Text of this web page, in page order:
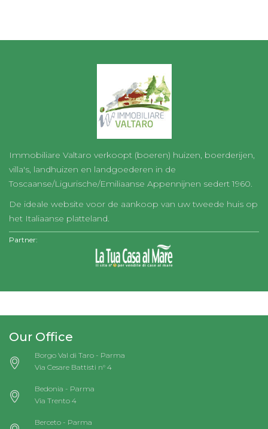
Immobiliare Valtaro verkoopt (boeren) huizen, boerderijen,
villa's, landhuizen en landgoederen in de
Toscaanse/Ligurische/Emiliaanse Appennijnen sedert 1960.
De ideale website voor de aankoop van uw tweede huis op
het Italiaanse platteland.
Partner:
Our Office
Borgo Val di Taro - Parma
Via Cesare Battisti n° 4
Bedonia - Parma
Via Trento 4
Berceto - Parma